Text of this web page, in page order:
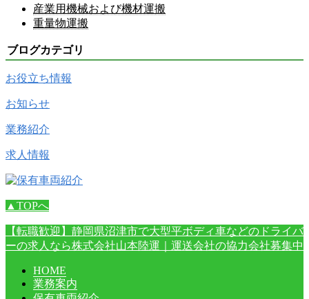
産業用機械および機材運搬
重量物運搬
ブログカテゴリ
お役立ち情報
お知らせ
業務紹介
求人情報
▲TOPへ
【転職歓迎】静岡県沼津市で大型平ボディ車などのドライバ
ーの求人なら株式会社山本陸運｜運送会社の協力会社募集中
HOME
業務案内